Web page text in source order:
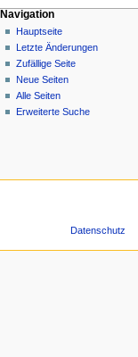
Navigation
Hauptseite
Letzte Änderungen
Zufällige Seite
Neue Seiten
Alle Seiten
Erweiterte Suche
Datenschutz